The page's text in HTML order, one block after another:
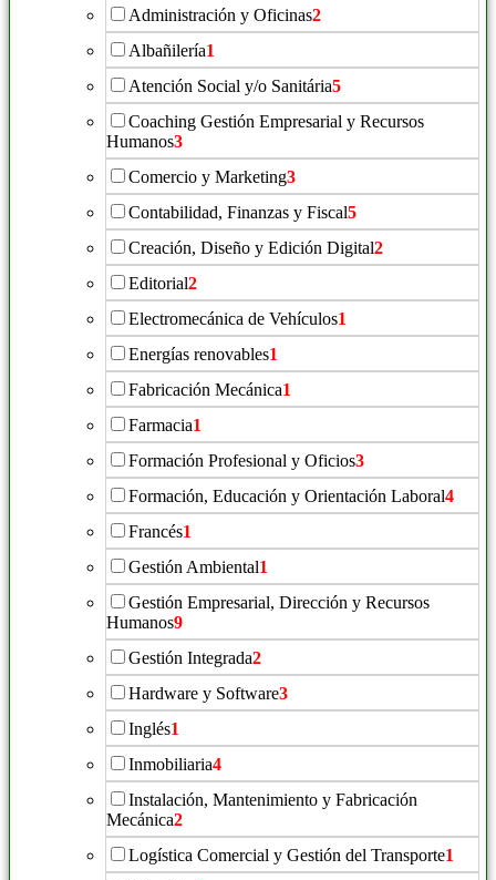
Administración y Oficinas2
Albañilería1
Atención Social y/o Sanitária5
Coaching Gestión Empresarial y Recursos
Humanos3
Comercio y Marketing3
Contabilidad, Finanzas y Fiscal5
Creación, Diseño y Edición Digital2
Editorial2
Electromecánica de Vehículos1
Energías renovables1
Fabricación Mecánica1
Farmacia1
Formación Profesional y Oficios3
Formación, Educación y Orientación Laboral4
Francés1
Gestión Ambiental1
Gestión Empresarial, Dirección y Recursos
Humanos9
Gestión Integrada2
Hardware y Software3
Inglés1
Inmobiliaria4
Instalación, Mantenimiento y Fabricación
Mecánica2
Logística Comercial y Gestión del Transporte1